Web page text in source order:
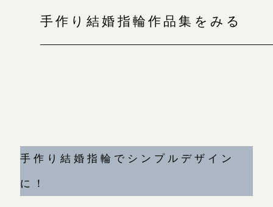
手作り結婚指輪作品集をみる
手作り結婚指輪でシンプルデザイン
に！